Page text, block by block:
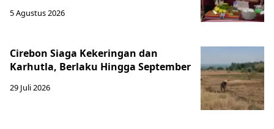
5 Agustus 2026
Cirebon Siaga Kekeringan dan
Karhutla, Berlaku Hingga September
29 Juli 2026